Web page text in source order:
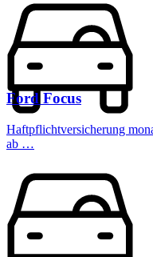
Ford Focus
Haftpflichtversicherung
ab …